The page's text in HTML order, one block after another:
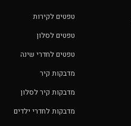
טפטים לקירות
טפטים לסלון
טפטים לחדרי שינה
מדבקות קיר
מדבקות קיר לסלון
מדבקות לחדרי ילדים